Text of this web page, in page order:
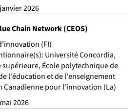
2026
Chain Network (CEOS)
(FI)
Université Concordia,
supérieure, École polytechnique de
l'éducation et de l'enseignement
Canadienne pour l'innovation (La)
2026